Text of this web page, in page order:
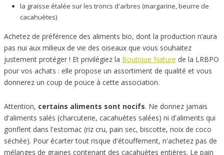
la graisse étalée sur les troncs d'arbres (margarine, beurre de
cacahuètes)
Achetez de préférence des aliments bio, dont la production n’aura
pas nui aux milieux de vie des oiseaux que vous souhaitez
justement protéger ! Et privilégiez la Boutique Nature de la LRBPO
pour vos achats : elle propose un assortiment de qualité et vous
donnerez un coup de pouce à cette association.
Attention, certains aliments sont nocifs. Ne donnez jamais
d'aliments salés (charcuterie, cacahuètes salées) ni d'aliments qui
gonflent dans l'estomac (riz cru, pain sec, biscotte, noix de coco
séchée). Pour écarter tout risque d'étouffement, n'achetez pas de
mélanges de graines contenant des cacahuètes entières. Le pain